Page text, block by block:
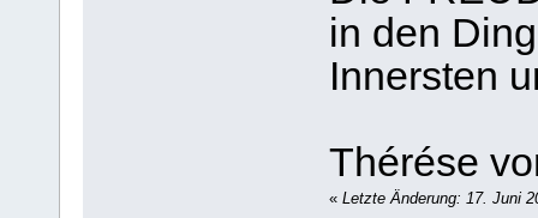
in den
Innersten
Thérése
« Letzte Änderung: 17. Juni